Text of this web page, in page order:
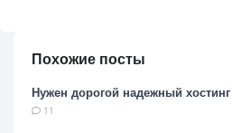
Похожие посты
Нужен дорогой надежный хостинг
11